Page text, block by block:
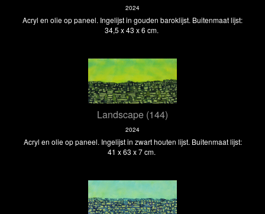
2024
Acryl en olie op paneel. Ingelijst in gouden baroklijst. Buitenmaat lijst:
34,5 x 43 x 6 cm.
Landscape (144)
2024
Acryl en olie op paneel. Ingelijst in zwart houten lijst. Buitenmaat lijst:
41 x 63 x 7 cm.